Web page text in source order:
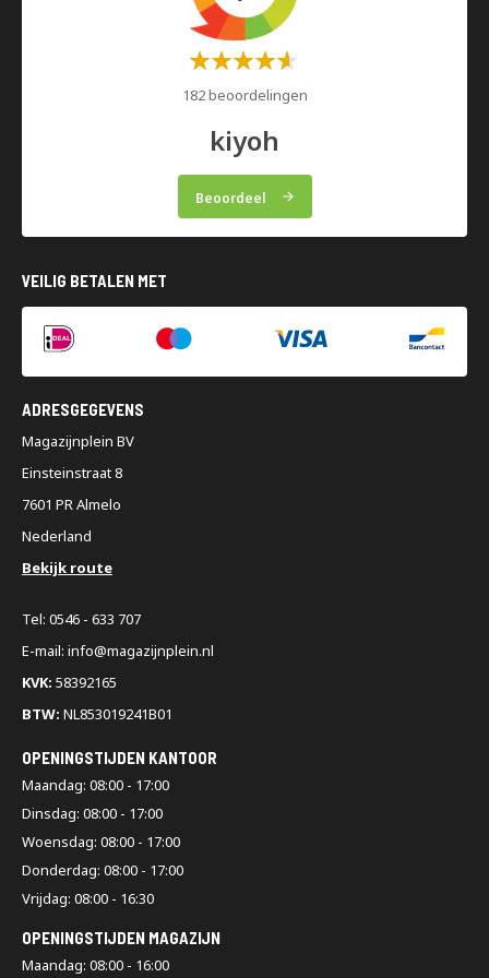
Waardering:
182 beoordelingen
kiyoh
Beoordeel
VEILIG BETALEN MET
ADRESGEGEVENS
Magazijnplein BV
Einsteinstraat 8
7601 PR Almelo
Nederland
Bekijk route
Tel: 0546 - 633 707
E-mail: info@magazijnplein.nl
KVK: 58392165
BTW: NL853019241B01
OPENINGSTIJDEN KANTOOR
Maandag: 08:00 - 17:00
Dinsdag: 08:00 - 17:00
Woensdag: 08:00 - 17:00
Donderdag: 08:00 - 17:00
Vrijdag: 08:00 - 16:30
OPENINGSTIJDEN MAGAZIJN
Maandag: 08:00 - 16:00